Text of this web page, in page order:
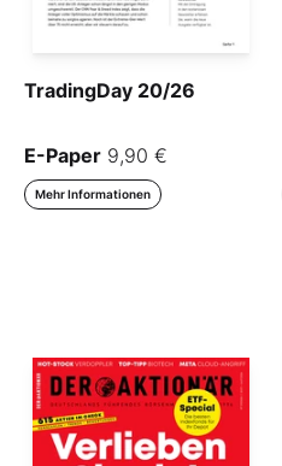
TradingDay 20/26
E-Paper 9,90 €
Mehr Informationen